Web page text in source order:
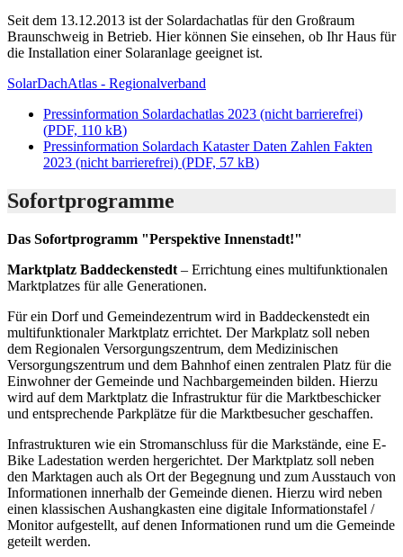
Seit dem 13.12.2013 ist der Solardachatlas für den Großraum
Braunschweig in Betrieb. Hier können Sie einsehen, ob Ihr Haus für
die Installation einer Solaranlage geeignet ist.
SolarDachAtlas - Regionalverband
Pressinformation Solardachatlas 2023 (nicht barrierefrei)
(PDF, 110 kB)
Pressinformation Solardach Kataster Daten Zahlen Fakten
2023 (nicht barrierefrei) (PDF, 57 kB)
Sofortprogramme
Das Sofortprogramm "Perspektive Innenstadt!"
Marktplatz Baddeckenstedt – Errichtung eines multifunktionalen
Marktplatzes für alle Generationen.
Für ein Dorf und Gemeindezentrum wird in Baddeckenstedt ein
multifunktionaler Marktplatz errichtet. Der Markplatz soll neben
dem Regionalen Versorgungszentrum, dem Medizinischen
Versorgungszentrum und dem Bahnhof einen zentralen Platz für die
Einwohner der Gemeinde und Nachbargemeinden bilden. Hierzu
wird auf dem Marktplatz die Infrastruktur für die Marktbeschicker
und entsprechende Parkplätze für die Marktbesucher geschaffen.
Infrastrukturen wie ein Stromanschluss für die Markstände, eine E-
Bike Ladestation werden hergerichtet. Der Marktplatz soll neben
den Marktagen auch als Ort der Begegnung und zum Ausstauch von
Informationen innerhalb der Gemeinde dienen. Hierzu wird neben
einen klassischen Aushangkasten eine digitale Informationstafel /
Monitor aufgestellt, auf denen Informationen rund um die Gemeinde
geteilt werden.